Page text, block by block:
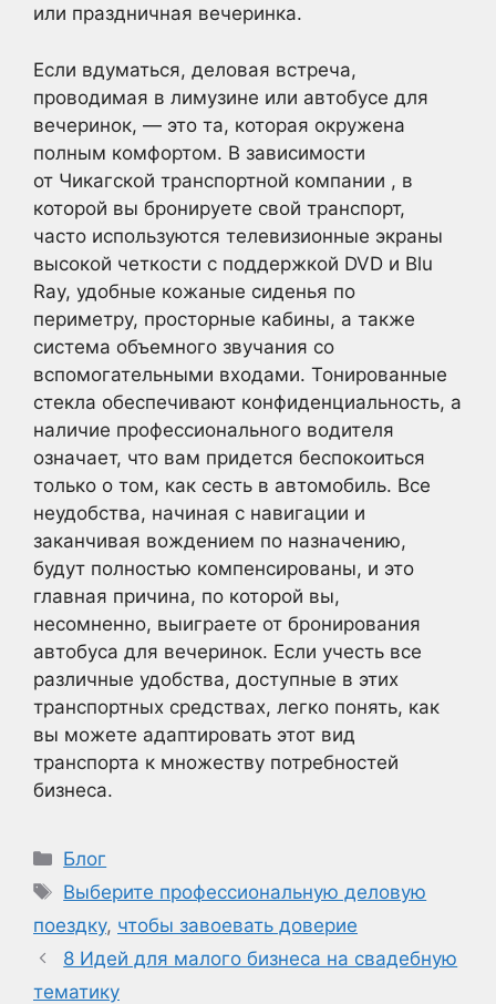
или праздничная вечеринка.
Если вдуматься, деловая встреча,
проводимая в лимузине или автобусе для
вечеринок, — это та, которая окружена
полным комфортом. В зависимости
от Чикагской транспортной компании , в
которой вы бронируете свой транспорт,
часто используются телевизионные экраны
высокой четкости с поддержкой DVD и Blu
Ray, удобные кожаные сиденья по
периметру, просторные кабины, а также
система объемного звучания со
вспомогательными входами. Тонированные
стекла обеспечивают конфиденциальность, а
наличие профессионального водителя
означает, что вам придется беспокоиться
только о том, как сесть в автомобиль. Все
неудобства, начиная с навигации и
заканчивая вождением по назначению,
будут полностью компенсированы, и это
главная причина, по которой вы,
несомненно, выиграете от бронирования
автобуса для вечеринок. Если учесть все
различные удобства, доступные в этих
транспортных средствах, легко понять, как
вы можете адаптировать этот вид
транспорта к множеству потребностей
бизнеса.
Рубрики
Блог
Метки
Выберите профессиональную деловую
поездку, чтобы завоевать доверие
8 Идей для малого бизнеса на свадебную
тематику